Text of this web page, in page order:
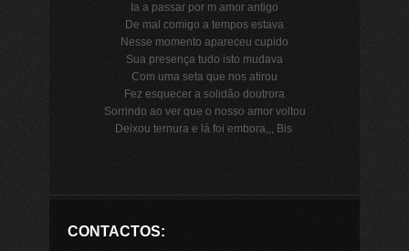
Ia a passar por m amor antigo
De mal comigo a tempos estava
Nesse momento apareceu cupido
Sua presença tudo isto mudava
Com uma seta que nos atirou
Fez esquecer a solidão doutrora
Sorrindo ao ver que o nosso amor voltou
Deixou ternura e lá foi embora,,, Bis
CONTACTOS: